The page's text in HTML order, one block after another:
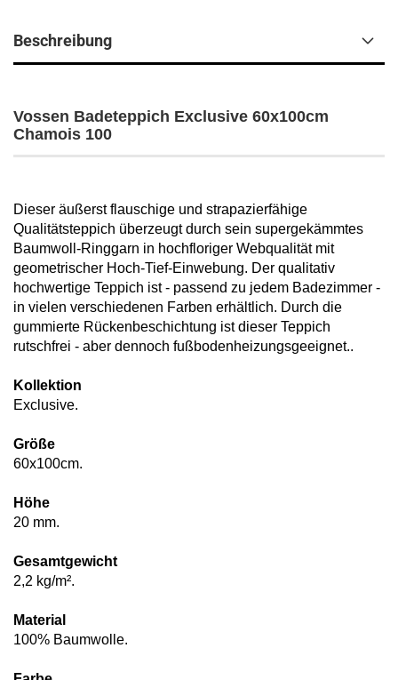
Beschreibung
Vossen Badeteppich Exclusive 60x100cm
Chamois 100
Dieser äußerst flauschige und strapazierfähige
Qualitätsteppich überzeugt durch sein supergekämmtes
Baumwoll-Ringgarn in hochfloriger Webqualität mit
geometrischer Hoch-Tief-Einwebung. Der qualitativ
hochwertige Teppich ist - passend zu jedem Badezimmer -
in vielen verschiedenen Farben erhältlich. Durch die
gummierte Rückenbeschichtung ist dieser Teppich
rutschfrei - aber dennoch fußbodenheizungsgeeignet..
Kollektion
Exclusive.
Größe
60x100cm.
Höhe
20 mm.
Gesamtgewicht
2,2 kg/m².
Material
100% Baumwolle.